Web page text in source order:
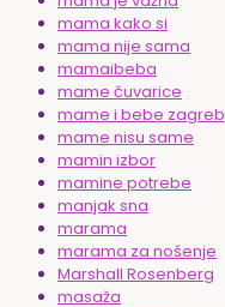
mama kako si
mama nije sama
mamaibeba
mame čuvarice
mame i bebe zagreb
mame nisu same
mamin izbor
mamine potrebe
manjak sna
marama
marama za nošenje
Marshall Rosenberg
masaža